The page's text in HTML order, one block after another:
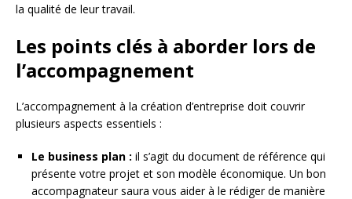
la qualité de leur travail.
Les points clés à aborder lors de
l’accompagnement
L’accompagnement à la création d’entreprise doit couvrir
plusieurs aspects essentiels :
Le business plan : il s’agit du document de référence qui
présente votre projet et son modèle économique. Un bon
accompagnateur saura vous aider à le rédiger de manière